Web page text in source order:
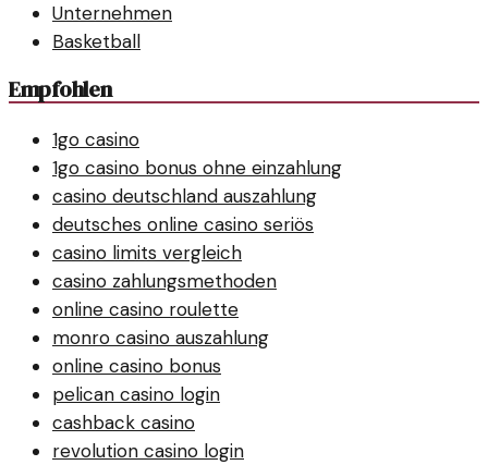
Unternehmen
Basketball
Empfohlen
1go casino
1go casino bonus ohne einzahlung
casino deutschland auszahlung
deutsches online casino seriös
casino limits vergleich
casino zahlungsmethoden
online casino roulette
monro casino auszahlung
online casino bonus
pelican casino login
cashback casino
revolution casino login